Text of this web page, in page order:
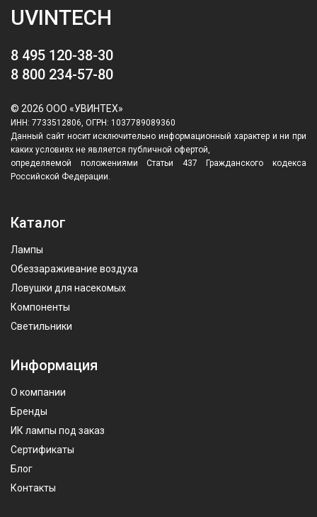
UVINTECH
8 495 120-38-30
8 800 234-57-80
© 2026 ООО «УВИНТЕХ»
ИНН: 7733512806, ОГРН: 1037789089360
Данный сайт носит исключительно информационный характер и ни при
каких условиях не является публичной офертой,
определяемой положениями Статьи 437 Гражданского кодекса
Российской Федерации.
Каталог
Лампы
Обеззараживание воздуха
Ловушки для насекомых
Компоненты
Светильники
Информация
О компании
Бренды
ИК лампы под заказ
Сертификаты
Блог
Контакты